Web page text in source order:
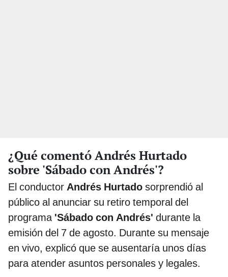
¿Qué comentó Andrés Hurtado
sobre 'Sábado con Andrés'?
El conductor Andrés Hurtado sorprendió al
público al anunciar su retiro temporal del
programa 'Sábado con Andrés' durante la
emisión del 7 de agosto. Durante su mensaje
en vivo, explicó que se ausentaría unos días
para atender asuntos personales y legales.